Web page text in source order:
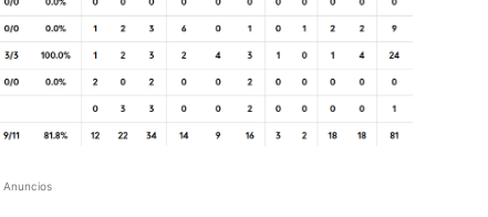
Anuncios